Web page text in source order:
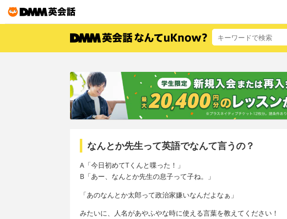
なんとか先生って英語でなんて言うの？
A「今日初めてTくんと喋った！」
B「あー、なんとか先生の息子って子ね。」
「あのなんとか太郎って政治家嫌いなんだよなぁ」
みたいに、人名があやふやな時に使える言葉を教えてください！